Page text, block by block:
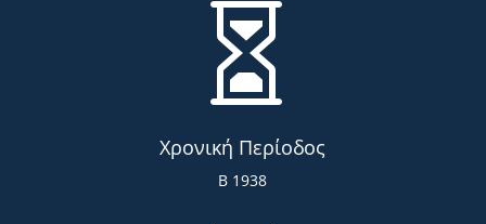

Χρονική Περίοδος
Β 1938